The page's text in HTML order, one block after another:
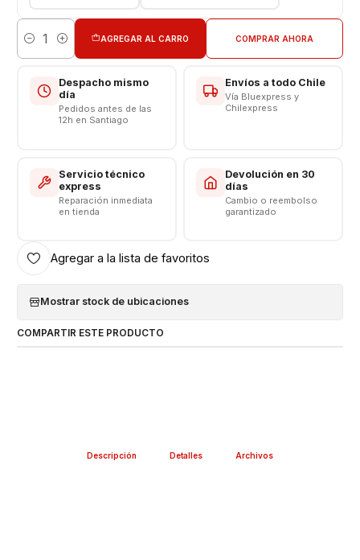
CONSULTE POR INSTALACION EN TIENDA
Cantidad
AGREGAR AL CARRO COMPRAR AHORA
Despacho mismo
día
Pedidos antes de las
12h en Santiago
Envíos a todo Chile
Vía Bluexpress y
Chilexpress
Servicio técnico
express
Reparación inmediata
en tienda
Devolución en 30
días
Cambio o reembolso
garantizado
Agregar a la lista de favoritos
Mostrar stock de ubicaciones
COMPARTIR ESTE PRODUCTO
Descripción Detalles Archivos